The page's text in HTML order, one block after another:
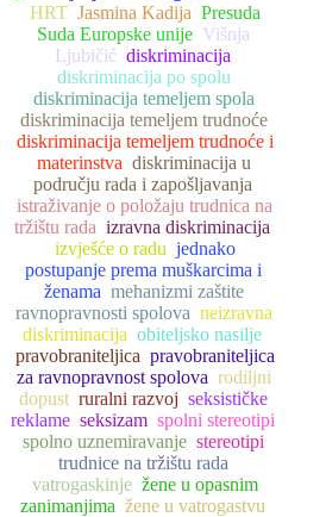
HRT Jasmina Kadija Presuda
Suda Europske unije Višnja
Ljubičić diskriminacija
diskriminacija po spolu
diskriminacija temeljem spola
diskriminacija temeljem trudnoće
diskriminacija temeljem trudnoće i
materinstva diskriminacija u
području rada i zapošljavanja
istraživanje o položaju trudnica na
tržištu rada izravna diskriminacija
izvješće o radu jednako
postupanje prema muškarcima i
ženama mehanizmi zaštite
ravnopravnosti spolova neizravna
diskriminacija obiteljsko nasilje
pravobraniteljica pravobraniteljica
za ravnopravnost spolova rodiljni
dopust ruralni razvoj seksističke
reklame seksizam spolni stereotipi
spolno uznemiravanje stereotipi
trudnice na tržištu rada
vatrogaskinje žene u opasnim
zanimanjima žene u vatrogastvu